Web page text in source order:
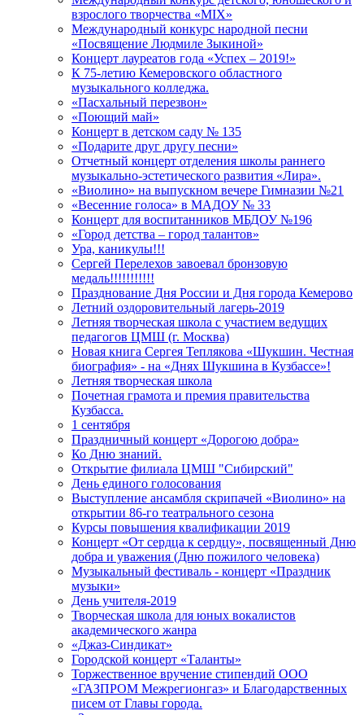
взрослого творчества «MIX»
Международный конкурс народной песни
«Посвящение Людмиле Зыкиной»
Концерт лауреатов года «Успех – 2019!»
К 75-летию Кемеровского областного
музыкального колледжа.
«Пасхальный перезвон»
«Поющий май»
Концерт в детском саду № 135
«Подарите друг другу песни»
Отчетный концерт отделения школы раннего
музыкально-эстетического развития «Лира».
«Виолино» на выпускном вечере Гимназии №21
«Весенние голоса» в МАДОУ № 33
Концерт для воспитанников МБДОУ №196
«Город детства – город талантов»
Ура, каникулы!!!
Сергей Перелехов завоевал бронзовую
медаль!!!!!!!!!!!
Празднование Дня России и Дня города Кемерово
Летний оздоровительный лагерь-2019
Летняя творческая школа с участием ведущих
педагогов ЦМШ (г. Москва)
Новая книга Сергея Теплякова «Шукшин. Честная
биография» - на «Днях Шукшина в Кузбассе»!
Летняя творческая школа
Почетная грамота и премия правительства
Кузбасса.
1 сентября
Праздничный концерт «Дорогою добра»
Ко Дню знаний.
Открытие филиала ЦМШ "Сибирский"
День единого голосования
Выступление ансамбля скрипачей «Виолино» на
открытии 86-го театрального сезона
Курсы повышения квалификации 2019
Концерт «От сердца к сердцу», посвященный Дню
добра и уважения (Дню пожилого человека)
Музыкальный фестиваль - концерт «Праздник
музыки»
День учителя-2019
Творческая школа для юных вокалистов
академического жанра
«Джаз-Синдикат»
Городской концерт «Таланты»
Торжественное вручение стипендий ООО
«ГАЗПРОМ Межрегионгаз» и Благодарственных
писем от Главы города.